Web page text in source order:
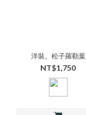
洋裝。松子羅勒葉
NT$1,750